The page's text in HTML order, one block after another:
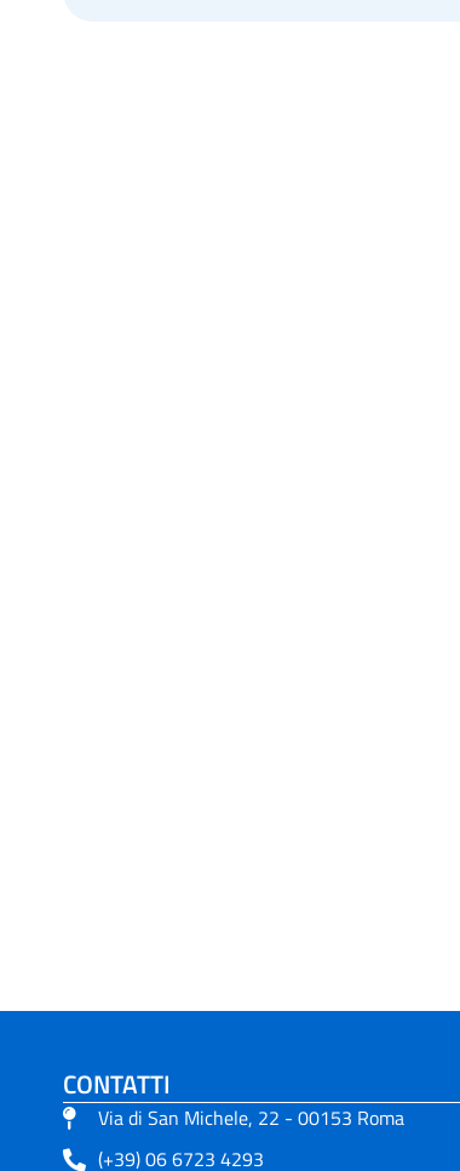
CONTATTI
Via di San Michele, 22 - 00153 Roma
(+39) 06 6723 4293